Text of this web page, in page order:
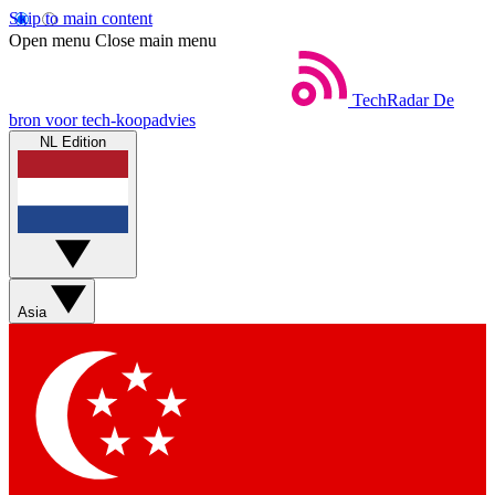
Skip to main content
Open menu Close main menu
TechRadar De
bron voor tech-koopadvies
NL Edition
Asia